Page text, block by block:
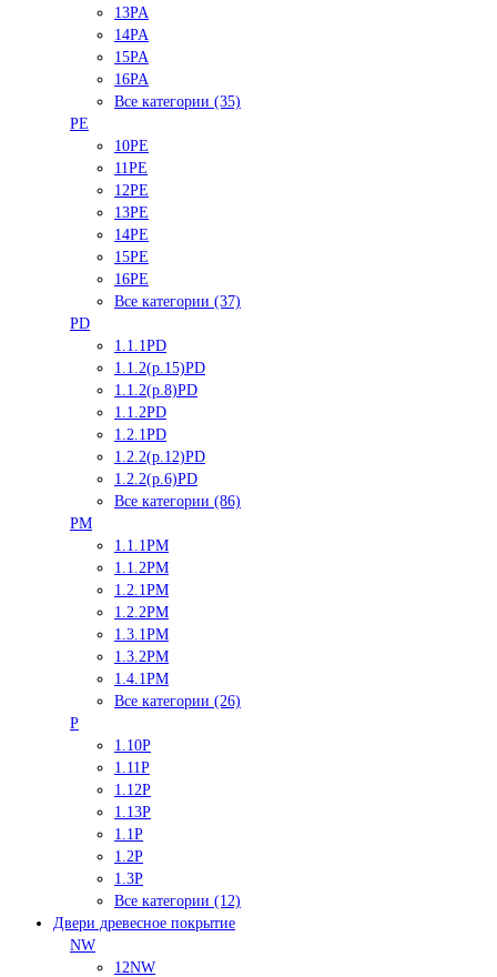
13PA
14PA
15PA
16PA
Все категории (35)
PE
10PE
11PE
12PE
13PE
14PE
15PE
16PE
Все категории (37)
PD
1.1.1PD
1.1.2(р.15)PD
1.1.2(р.8)PD
1.1.2PD
1.2.1PD
1.2.2(р.12)PD
1.2.2(р.6)PD
Все категории (86)
PM
1.1.1PM
1.1.2PM
1.2.1PM
1.2.2PM
1.3.1PM
1.3.2PM
1.4.1PM
Все категории (26)
P
1.10P
1.11P
1.12P
1.13P
1.1P
1.2P
1.3P
Все категории (12)
Двери древесное покрытие
NW
12NW